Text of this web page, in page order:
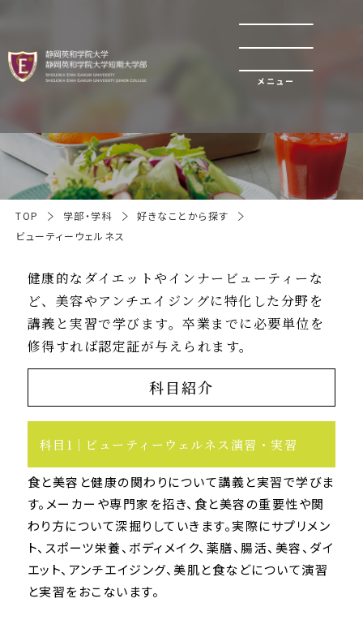
メニュー
TOP 学部・学科
好きなことから探す
ビューティーウェルネス
健康的なダイエットやインナービューティーな
ど、美容やアンチエイジングに特化した分野を
講義と実習で学びます。卒業までに必要単位を
修得すれば認定証が与えられます。
科目紹介
科目1 ビューティーウェルネス演習・実習
食と美容と健康の関わりについて講義と実習で学びま
す。メーカーや専門家を招き、食と美容の重要性や関
わり方について深掘りしていきます。実際にサプリメン
ト、スポーツ栄養、ボディメイク、薬膳、腸活、美容、ダイ
エット、アンチエイジング、美肌と食などについて演習
と実習をおこないます。